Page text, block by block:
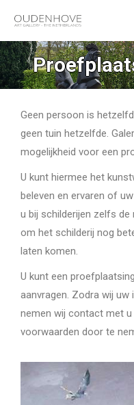
Geen persoon is
geen tuin hetzelfde.
mogelijkheid voor een
U kunt hiermee het
beleven en ervaren of
u bij schilderijen zelfs
om het schilderij nog
laten komen.
U kunt een
aanvragen. Zodra wij
nemen wij contact met
voorwaarden door te